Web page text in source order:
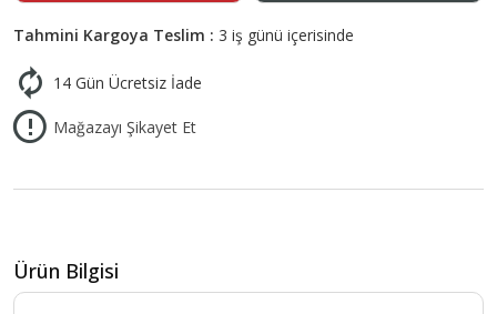
Tahmini Kargoya Teslim : 3 iş günü içerisinde
14 Gün Ücretsiz İade
Mağazayı Şikayet Et
Ürün Bilgisi